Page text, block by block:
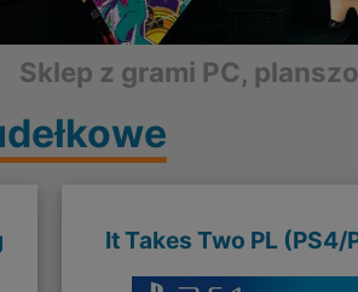
Sklep z grami PC,
It Takes Two PL (PS4/